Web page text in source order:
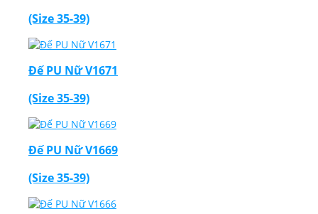
(Size 35-39)
Đế PU Nữ V1671
(Size 35-39)
Đế PU Nữ V1669
(Size 35-39)